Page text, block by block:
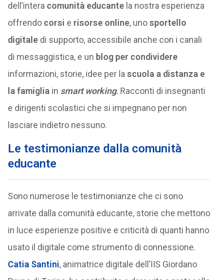
dell’intera comunità educantela nostra esperienza
offrendo corsi e risorse online, unosportello
digitaledi supporto, accessibile anche con i canali
di messaggistica, e un blog per condividere
informazioni, storie, idee per la scuola a distanza e
la famiglia in smart working. Racconti di insegnanti
e dirigenti scolastici che si impegnano per non
lasciare indietro nessuno.
Le testimonianze dalla comunità
educante
Sono numerose le testimonianze che ci sono
arrivate dalla comunità educante, storie che mettono
in luce esperienze positive e criticità di quanti hanno
usato il digitale come strumento di connessione.
Catia Santini, animatrice digitale dell’IIS Giordano